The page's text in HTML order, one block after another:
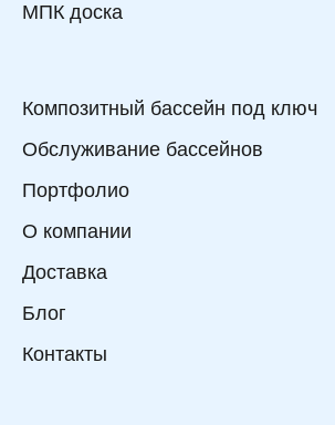
МПК доска
Композитный бассейн под ключ
Обслуживание бассейнов
Портфолио
О компании
Доставка
Блог
Контакты